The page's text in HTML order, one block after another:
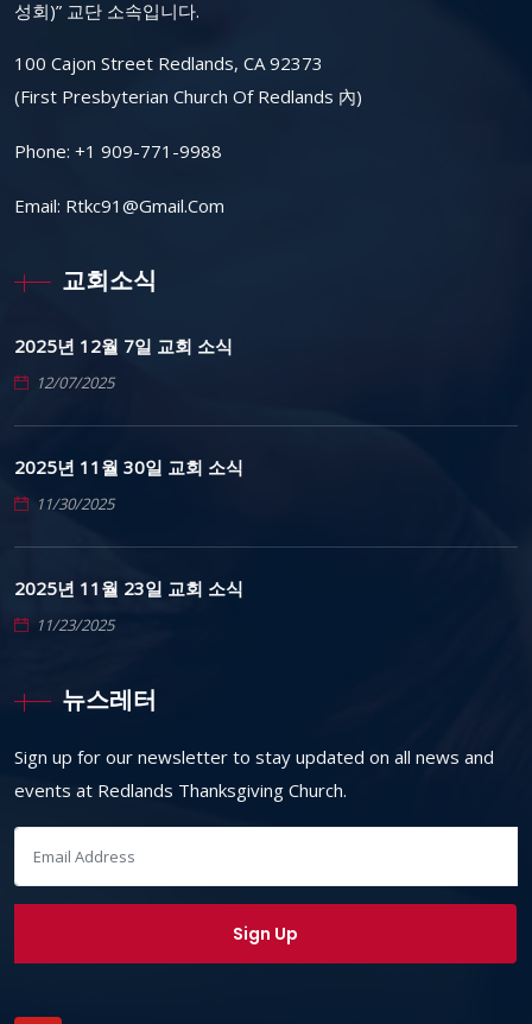
성회)” 교단 소속입니다.
100 Cajon Street Redlands, CA 92373
(First Presbyterian Church Of Redlands 內)
Phone: +1 909-771-9988
Email: Rtkc91@gmail.com
교회소식
2025년 12월 7일 교회 소식
12/07/2025
2025년 11월 30일 교회 소식
11/30/2025
2025년 11월 23일 교회 소식
11/23/2025
뉴스레터
Sign up for our newsletter to stay updated on all news and
events at Redlands Thanksgiving Church.